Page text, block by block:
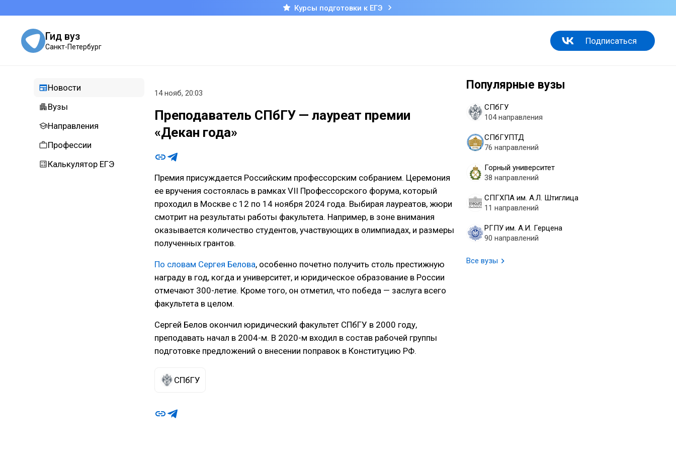
Курсы подготовки к ЕГЭ
Гид вуз
Санкт-Петербург
Подписаться
Новости
Вузы
Направления
Профессии
Калькулятор ЕГЭ
Популярные вузы
СПбГУ
104 направления
СПбГУПТД
76 направлений
Горный университет
38 направлений
СПГХПА им. А.Л. Штиглица
11 направлений
РГПУ им. А.И. Герцена
90 направлений
Все вузы
14 нояб, 20:03
Преподаватель СПбГУ — лауреат премии
«Декан года»
Премия присуждается Российским профессорским собранием. Церемония
ее вручения состоялась в рамках VII Профессорского форума, который
проходил в Москве с 12 по 14 ноября 2024 года. Выбирая лауреатов, жюри
смотрит на результаты работы факультета. Например, в зоне внимания
оказывается количество студентов, участвующих в олимпиадах, и размеры
полученных грантов.
По словам Сергея Белова, особенно почетно получить столь престижную
награду в год, когда и университет, и юридическое образование в России
отмечают 300-летие. Кроме того, он отметил, что победа — заслуга всего
факультета в целом.
Сергей Белов окончил юридический факультет СПбГУ в 2000 году,
преподавать начал в 2004-м. В 2020-м входил в состав рабочей группы
подготовке предложений о внесении поправок в Конституцию РФ.
СПбГУ